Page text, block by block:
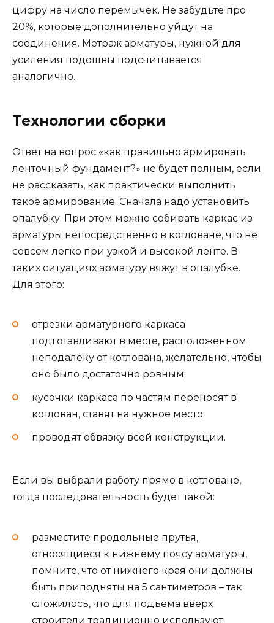
цифру на число перемычек. Не забудьте про
20%, которые дополнительно уйдут на
соединения. Метраж арматуры, нужной для
усиления подошвы подсчитывается
аналогично.
Технологии сборки
Ответ на вопрос «как правильно армировать
ленточный фундамент?» не будет полным, если
не рассказать, как практически выполнить
такое армирование. Сначала надо установить
опалубку. При этом можно собирать каркас из
арматуры непосредственно в котловане, что не
совсем легко при узкой и высокой ленте. В
таких ситуациях арматуру вяжут в опалубке.
Для этого:
отрезки арматурного каркаса
подготавливают в месте, расположенном
неподалеку от котлована, желательно, чтобы
оно было достаточно ровным;
кусочки каркаса по частям переносят в
котлован, ставят на нужное место;
проводят обвязку всей конструкции.
Если вы выбрали работу прямо в котловане,
тогда последовательность будет такой:
разместите продольные прутья,
относящиеся к нижнему поясу арматуры,
помните, что от нижнего края они должны
быть приподняты на 5 сантиметров – так
сложилось, что для подъема вверх
строители традиционно используют